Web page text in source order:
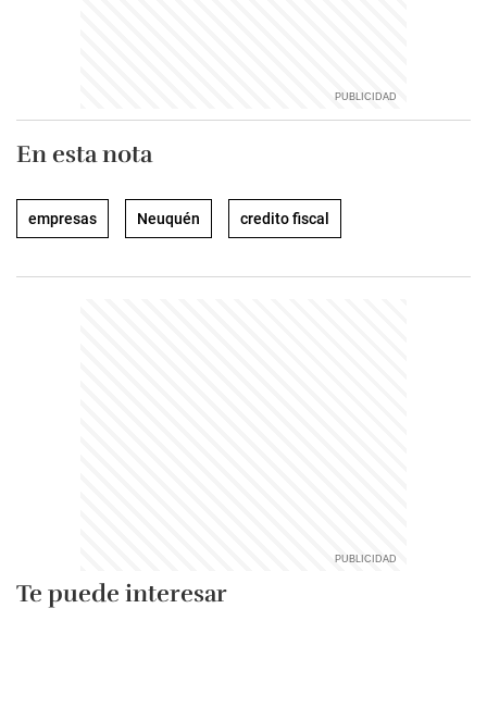
En esta nota
empresas Neuquén credito fiscal
Te puede interesar